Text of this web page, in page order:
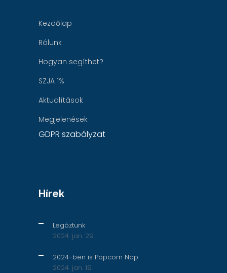
Kezdőlap
Rólunk
Hogyan segíthet?
SZJA 1%
Aktualítások
Megjelenések
GDPR szabályzat
Hírek
Legóztunk
2024. jan. 29.
2024-ben is Popcorn Nap
2024. jan. 19.